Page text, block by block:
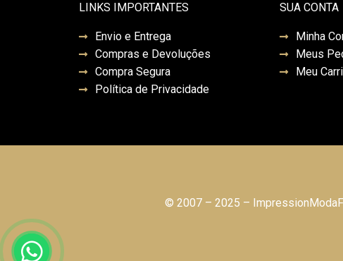
LINKS IMPORTANTES
Envio e Entrega
Compras e Devoluções
Compra Segura
Política de Privacidade
SUA CONTA
Minha
Meus
Meu
© 2007 – 2025 –